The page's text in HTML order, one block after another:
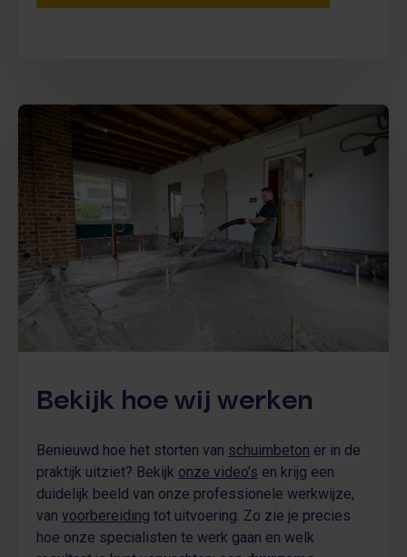
Bekijk hoe wij werken
Benieuwd hoe het storten van schuimbeton er in de
praktijk uitziet? Bekijk onze video’s en krijg een
duidelijk beeld van onze professionele werkwijze,
van voorbereiding tot uitvoering. Zo zie je precies
hoe onze specialisten te werk gaan en welk